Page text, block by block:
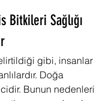
Bitkileri Sağlığı
gibi, insanlar
Doğa
Bunun nedenleri